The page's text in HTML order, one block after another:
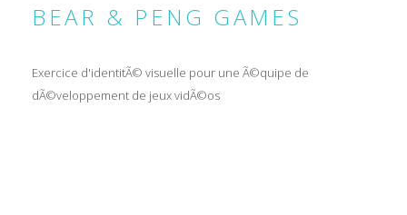
BEAR & PENG GAMES
Exercice d'identitÃ© visuelle pour une Ã©quipe de
dÃ©veloppement de jeux vidÃ©os